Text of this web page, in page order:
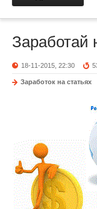
Заработай
18-11-2015, 22:30
Заработок на статьях